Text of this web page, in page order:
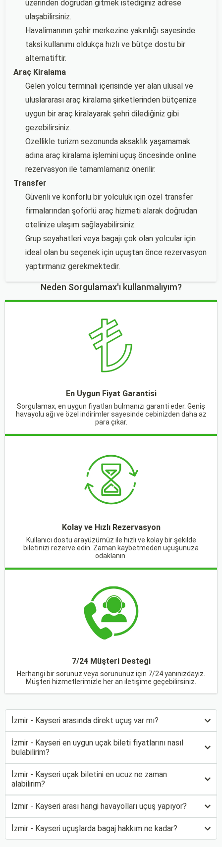
üzerinden doğrudan gitmek istediğiniz adrese
ulaşabilirsiniz.
Havalimanının şehir merkezine yakınlığı sayesinde
taksi kullanımı oldukça hızlı ve bütçe dostu bir
alternatiftir.
Araç Kiralama
Gelen yolcu terminali içerisinde yer alan ulusal ve
uluslararası araç kiralama şirketlerinden bütçenize
uygun bir araç kiralayarak şehri dilediğiniz gibi
gezebilirsiniz.
Özellikle turizm sezonunda aksaklık yaşamamak
adına araç kiralama işlemini uçuş öncesinde online
rezervasyon ile tamamlamanız önerilir.
Transfer
Güvenli ve konforlu bir yolculuk için özel transfer
firmalarından şoförlü araç hizmeti alarak doğrudan
otelinize ulaşım sağlayabilirsiniz.
Grup seyahatleri veya bagajı çok olan yolcular için
ideal olan bu seçenek için uçuştan önce rezervasyon
yaptırmanız gerekmektedir.
Neden Sorgulamax'ı kullanmalıyım?
En Uygun Fiyat Garantisi
Sorgulamax, en uygun fiyatları bulmanızı garanti eder. Geniş
havayolu ağı ve özel indirimler sayesinde cebinizden daha az
para çıkar.
Kolay ve Hızlı Rezervasyon
Kullanıcı dostu arayüzümüz ile hızlı ve kolay bir şekilde
biletinizi rezerve edin. Zaman kaybetmeden uçuşunuza
odaklanın.
7/24 Müşteri Desteği
Herhangi bir sorunuz veya sorununuz için 7/24 yanınızdayız.
Müşteri hizmetlerimizle her an iletişime geçebilirsiniz.
İzmir - Kayseri arasında direkt uçuş var mı?
İzmir - Kayseri en uygun uçak bileti fiyatlarını nasıl
bulabilirim?
İzmir - Kayseri uçak biletini en ucuz ne zaman
alabilirim?
İzmir - Kayseri arası hangi havayolları uçuş yapıyor?
İzmir - Kayseri uçuşlarda bagaj hakkım ne kadar?